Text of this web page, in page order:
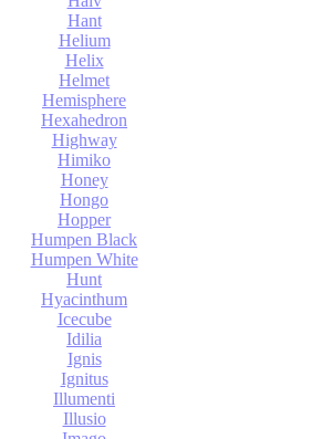
Hant
Helium
Helix
Helmet
Hemisphere
Hexahedron
Highway
Himiko
Honey
Hongo
Hopper
Humpen Black
Humpen White
Hunt
Hyacinthum
Icecube
Idilia
Ignis
Ignitus
Illumenti
Illusio